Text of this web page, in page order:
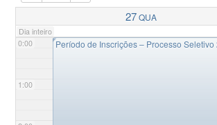
27QUA
Dia inteiro
0:00
1:00
◤Período de Inscrições – Processo Seletivo